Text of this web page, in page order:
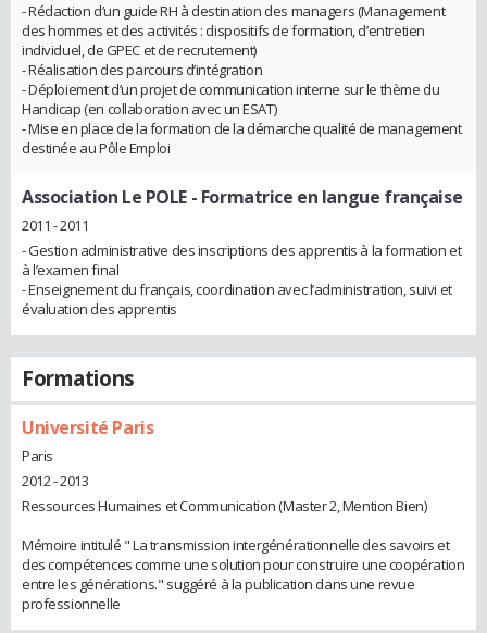
- Rédaction d’un guide RH à destination des managers (Management
des hommes et des activités : dispositifs de formation, d’entretien
individuel, de GPEC et de recrutement)
- Réalisation des parcours d’intégration
- Déploiement d’un projet de communication interne sur le thème du
Handicap (en collaboration avec un ESAT)
- Mise en place de la formation de la démarche qualité de management
destinée au Pôle Emploi
Association Le POLE - Formatrice en langue française
2011 - 2011
- Gestion administrative des inscriptions des apprentis à la formation et
à l’examen final
- Enseignement du français, coordination avec l’administration, suivi et
évaluation des apprentis
Formations
Université Paris
Paris
2012 - 2013
Ressources Humaines et Communication (Master 2, Mention Bien)
Mémoire intitulé " La transmission intergénérationnelle des savoirs et
des compétences comme une solution pour construire une coopération
entre les générations." suggéré à la publication dans une revue
professionnelle